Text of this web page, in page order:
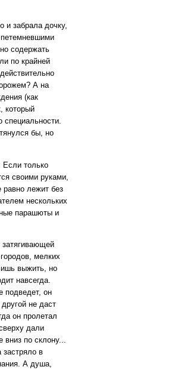
и забрала дочку,
петемневшими
содержать
по крайней
А на
(как
который
специальности.
бы, но
Если только
своими руками,
равно лежит без
нескольких
парашюты и
мелких
выжить, но
навсегда.
подведет, он
не даст
он пролетал
дали
вниз по склону...
застряло в
А душа,